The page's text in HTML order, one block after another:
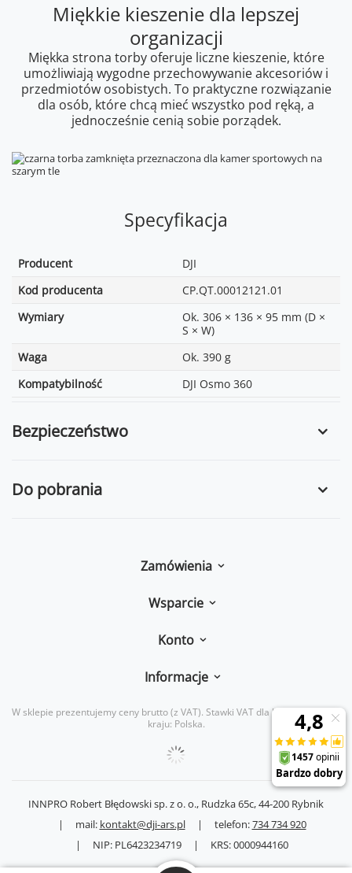
Miękkie kieszenie dla lepszej
organizacji
Miękka strona torby oferuje liczne kieszenie, które
umożliwiają wygodne przechowywanie akcesoriów i
przedmiotów osobistych. To praktyczne rozwiązanie
dla osób, które chcą mieć wszystko pod ręką, a
jednocześnie cenią sobie porządek.
Specyfikacja
Producent
DJI
Kod producenta
CP.QT.00012121.01
Wymiary
Ok. 306 × 136 × 95 mm (D ×
S × W)
Waga
Ok. 390 g
Kompatybilność
DJI Osmo 360
Bezpieczeństwo
Do pobrania
Zamówienia
Wsparcie
Konto
Informacje
W sklepie prezentujemy ceny brutto (z VAT). Stawki VAT dla konsumentów z
kraju: Polska.
INNPRO Robert Błędowski sp. z o. o., Rudzka 65c,44-200 Rybnik
|
mail: kontakt@dji-ars.pl | telefon:734 734 920
|
NIP: PL6423234719 | KRS:0000944160